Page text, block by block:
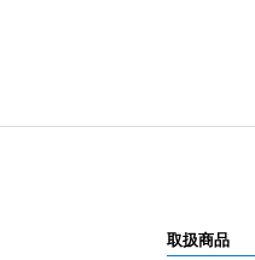
取扱商品